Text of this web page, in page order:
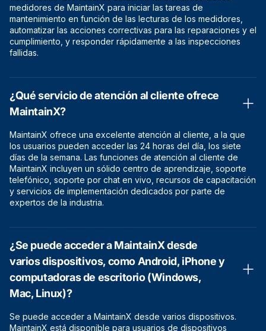
medidores de MaintainX para iniciar las tareas de
mantenimiento en función de las lecturas de los medidores,
automatizar las acciones correctivas para las reparaciones y el
cumplimiento, y responder rápidamente a las inspecciones
fallidas.
¿Qué servicio de atención al cliente ofrece
MaintainX?
MaintainX ofrece una excelente atención al cliente, a la que
los usuarios pueden acceder las 24 horas del día, los siete
días de la semana. Las funciones de atención al cliente de
MaintainX incluyen un sólido centro de aprendizaje, soporte
telefónico, soporte por chat en vivo, recursos de capacitación
y servicios de implementación dedicados por parte de
expertos de la industria.
¿Se puede acceder a MaintainX desde
varios dispositivos, como Android, iPhone y
computadoras de escritorio (Windows,
Mac, Linux)?
Se puede acceder a MaintainX desde varios dispositivos.
MaintainX está disponible para usuarios de dispositivos